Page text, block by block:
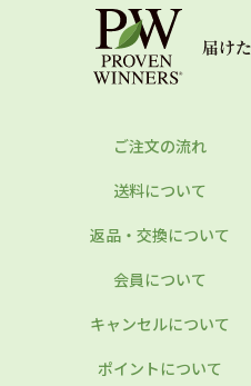
ご注文の流れ
送料について
返品・交換について
会員について
キャンセルについて
ポイントについて